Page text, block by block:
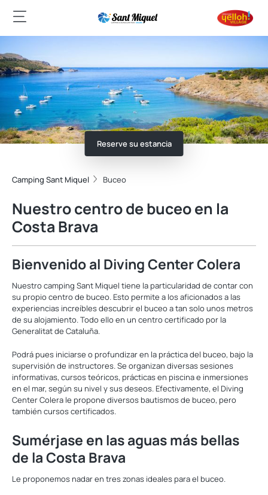
Reserve su estancia
Camping Sant Miquel Buceo
Nuestro centro de buceo en la
Costa Brava
Bienvenido al Diving Center Colera
Nuestro camping Sant Miquel tiene la particularidad de contar con
su propio centro de buceo. Esto permite a los aficionados a las
experiencias increíbles descubrir el buceo a tan solo unos metros
de su alojamiento. Todo ello en un centro certificado por la
Generalitat de Cataluña.
Podrá pues iniciarse o profundizar en la práctica del buceo, bajo la
supervisión de instructores. Se organizan diversas sesiones
informativas, cursos teóricos, prácticas en piscina e inmersiones
en el mar, según su nivel y sus deseos. Efectivamente, el Diving
Center Colera le propone diversos bautismos de buceo, pero
también cursos certificados.
Sumérjase en las aguas más bellas
de la Costa Brava
Le proponemos nadar en tres zonas ideales para el buceo.